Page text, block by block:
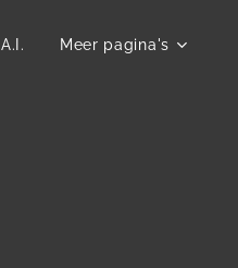
A.I. Meer pagina's